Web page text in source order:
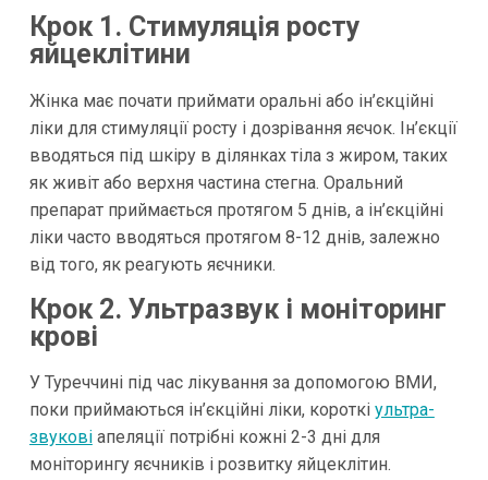
Крок 1. Стимуляція росту
яйцеклітини
Жінка має почати приймати оральні або ін’єкційні
ліки для стимуляції росту і дозрівання яєчок. Ін’єкції
вводяться під шкіру в ділянках тіла з жиром, таких
як живіт або верхня частина стегна. Оральний
препарат приймається протягом 5 днів, а ін’єкційні
ліки часто вводяться протягом 8-12 днів, залежно
від того, як реагують яєчники.
Крок 2. Ультразвук і моніторинг
крові
У Туреччині під час лікування за допомогою ВМИ,
поки приймаються ін’єкційні ліки, короткі ультра-
звуковіапеляції потрібні кожні 2-3 дні для
моніторингу яєчників і розвитку яйцеклітин.